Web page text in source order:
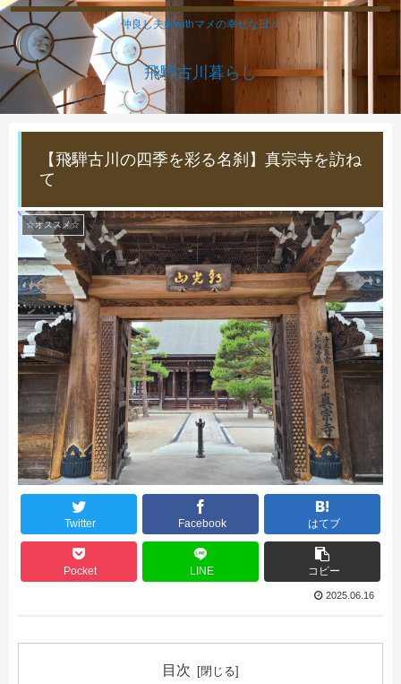
仲良し夫婦withマメの幸せな日々
飛騨古川暮らし
【飛騨古川の四季を彩る名刹】真宗寺を訪ね
て
☆オススメ☆
Twitter Facebook はてブ
Pocket LINE コピー
2025.06.16
目次